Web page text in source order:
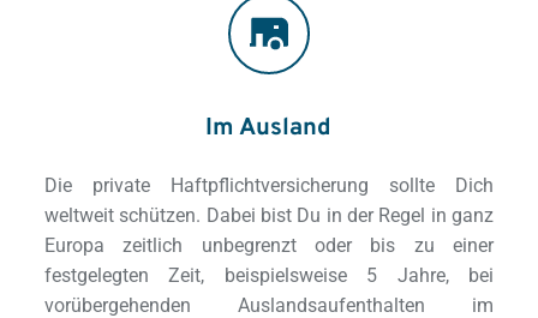
Im Ausland
Die private Haftpflichtversicherung sollte Dich
weltweit schützen. Dabei bist Du in der Regel in ganz
Europa zeitlich unbegrenzt oder bis zu einer
festgelegten Zeit, beispielsweise 5 Jahre, bei
vorübergehenden Auslandsaufenthalten im